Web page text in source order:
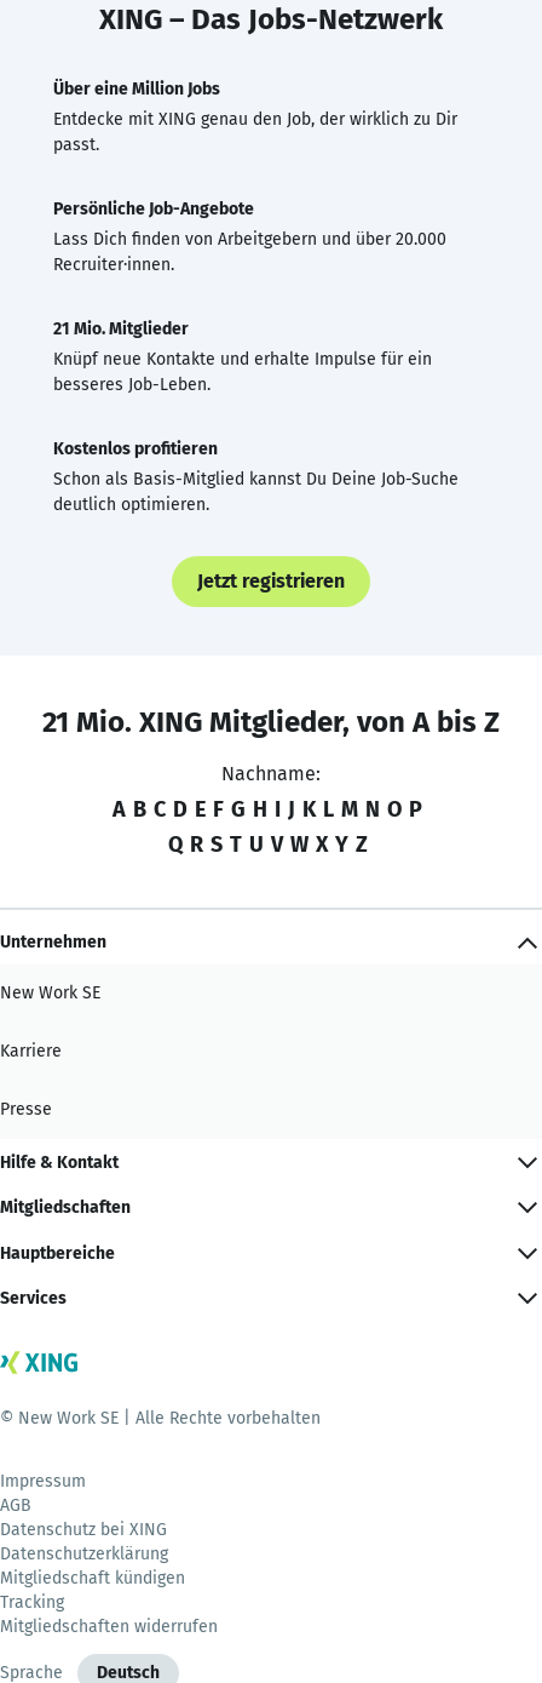
XING – Das Jobs-Netzwerk
Über eine Million Jobs
Entdecke mit XING genau den Job, der wirklich zu Dir
passt.
Persönliche Job-Angebote
Lass Dich finden von Arbeitgebern und über 20.000
Recruiter·innen.
21 Mio. Mitglieder
Knüpf neue Kontakte und erhalte Impulse für ein
besseres Job-Leben.
Kostenlos profitieren
Schon als Basis-Mitglied kannst Du Deine Job-Suche
deutlich optimieren.
Jetzt registrieren
21 Mio. XING Mitglieder, von A bis Z
Nachname:
A B C D E F G H I J K L M N O P
Q R S T U V W X Y Z
Unternehmen
New Work SE
Karriere
Presse
Hilfe & Kontakt
Mitgliedschaften
Hauptbereiche
Services
© New Work SE | Alle Rechte vorbehalten
Impressum
AGB
Datenschutz bei XING
Datenschutzerklärung
Mitgliedschaft kündigen
Tracking
Mitgliedschaften widerrufen
Sprache Deutsch